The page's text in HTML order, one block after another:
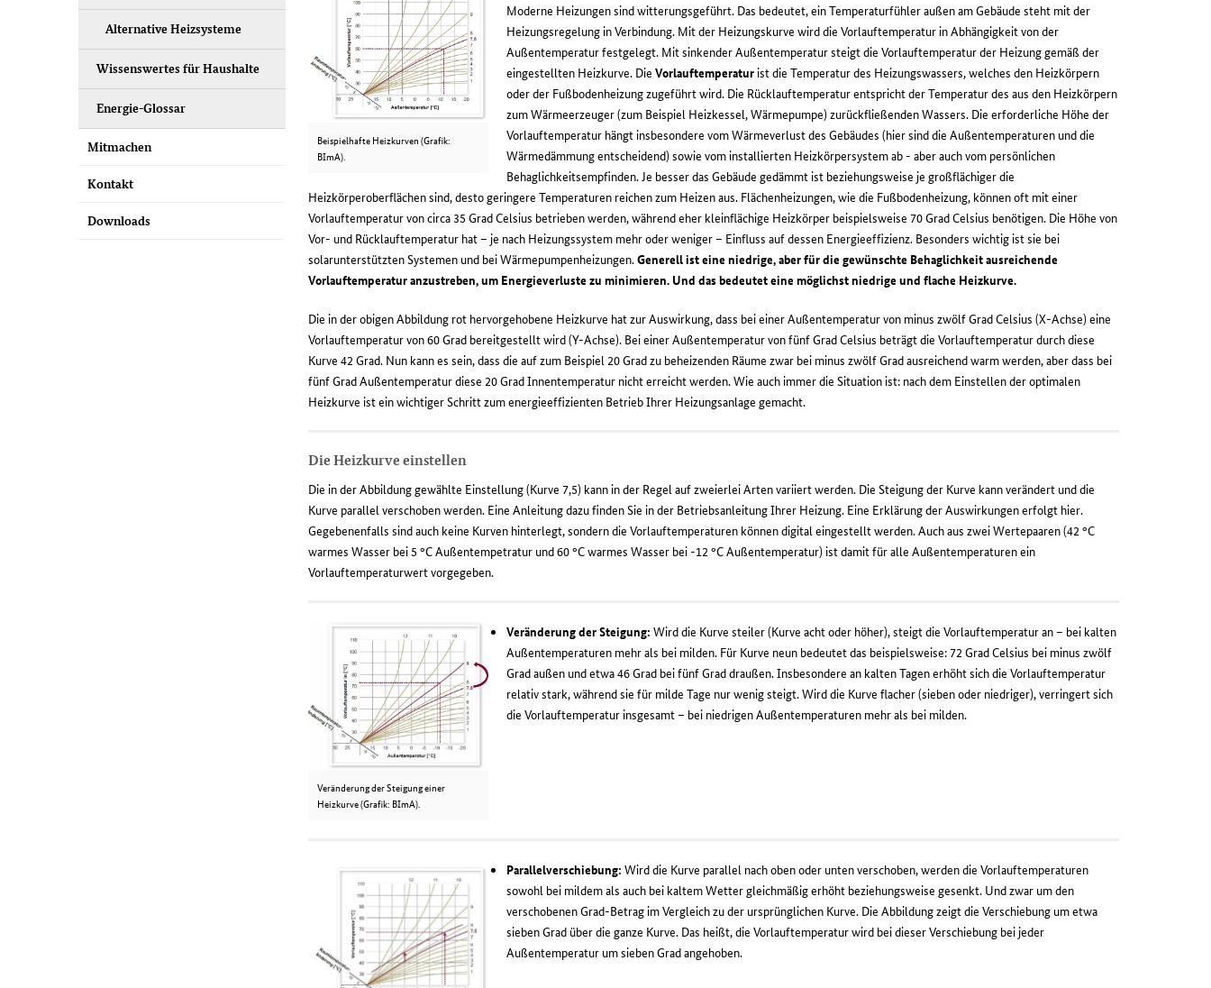
Alternative Heizsysteme
Wissenswertes für Haushalte
Energie-Glossar
Mitmachen
Kontakt
Downloads
Beispielhafte Heizkurven (Grafik:
BImA).
Moderne Heizungen sind witterungsgeführt. Das bedeutet, ein Temperaturfühler außen am Gebäude steht mit der
Heizungsregelung in Verbindung. Mit der Heizungskurve wird die Vorlauftemperatur in Abhängigkeit von der
Außentemperatur festgelegt. Mit sinkender Außentemperatur steigt die Vorlauftemperatur der Heizung gemäß der
eingestellten Heizkurve. Die Vorlauftemperatur ist die Temperatur des Heizungswassers, welches den Heizkörpern
oder der Fußbodenheizung zugeführt wird. Die Rücklauftemperatur entspricht der Temperatur des aus den Heizkörpern
zum Wärmeerzeuger (zum Beispiel Heizkessel, Wärmepumpe) zurückfließenden Wassers. Die erforderliche Höhe der
Vorlauftemperatur hängt insbesondere vom Wärmeverlust des Gebäudes (hier sind die Außentemperaturen und die
Wärmedämmung entscheidend) sowie vom installierten Heizkörpersystem ab - aber auch vom persönlichen
Behaglichkeitsempfinden. Je besser das Gebäude gedämmt ist beziehungsweise je großflächiger die
Heizkörperoberflächen sind, desto geringere Temperaturen reichen zum Heizen aus. Flächenheizungen, wie die Fußbodenheizung, können oft mit einer
Vorlauftemperatur von circa 35 Grad Celsius betrieben werden, während eher kleinflächige Heizkörper beispielsweise 70 Grad Celsius benötigen. Die Höhe von
Vor- und Rücklauftemperatur hat – je nach Heizungssystem mehr oder weniger – Einfluss auf dessen Energieeffizienz. Besonders wichtig ist sie bei
solarunterstützten Systemen und bei Wärmepumpenheizungen.Generell ist eine niedrige, aber für die gewünschte Behaglichkeit ausreichende
Vorlauftemperatur anzustreben, um Energieverluste zu minimieren. Und das bedeutet eine möglichst niedrige und flache Heizkurve.
Die in der obigen Abbildung rot hervorgehobene Heizkurve hat zur Auswirkung, dass bei einer Außentemperatur von minus zwölf Grad Celsius (X-Achse) eine
Vorlauftemperatur von 60 Grad bereitgestellt wird (Y-Achse). Bei einer Außentemperatur von fünf Grad Celsius beträgt die Vorlauftemperatur durch diese
Kurve 42 Grad. Nun kann es sein, dass die auf zum Beispiel 20 Grad zu beheizenden Räume zwar bei minus zwölf Grad ausreichend warm werden, aber dass bei
fünf Grad Außentemperatur diese 20 Grad Innentemperatur nicht erreicht werden. Wie auch immer die Situation ist: nach dem Einstellen der optimalen
Heizkurve ist ein wichtiger Schritt zum energieeffizienten Betrieb Ihrer Heizungsanlage gemacht.
Die Heizkurve einstellen
Die in der Abbildung gewählte Einstellung (Kurve 7,5) kann in der Regel auf zweierlei Arten variiert werden. Die Steigung der Kurve kann verändert und die
Kurve parallel verschoben werden. Eine Anleitung dazu finden Sie in der Betriebsanleitung Ihrer Heizung. Eine Erklärung der Auswirkungen erfolgt hier.
Gegebenenfalls sind auch keine Kurven hinterlegt, sondern die Vorlauftemperaturen können digital eingestellt werden. Auch aus zwei Wertepaaren (42 °C
warmes Wasser bei 5 °C Außentempetratur und 60 °C warmes Wasser bei -12 °C Außentemperatur) ist damit für alle Außentemperaturen ein
Vorlauftemperaturwert vorgegeben.
Veränderung der Steigung einer
Heizkurve (Grafik: BImA).
Veränderung der Steigung: Wird die Kurve steiler (Kurve acht oder höher), steigt die Vorlauftemperatur an – bei kalten
Außentemperaturen mehr als bei milden. Für Kurve neun bedeutet das beispielsweise: 72 Grad Celsius bei minus zwölf
Grad außen und etwa 46 Grad bei fünf Grad draußen. Insbesondere an kalten Tagen erhöht sich die Vorlauftemperatur
relativ stark, während sie für milde Tage nur wenig steigt. Wird die Kurve flacher (sieben oder niedriger), verringert sich
die Vorlauftemperatur insgesamt – bei niedrigen Außentemperaturen mehr als bei milden.
Parallelverschiebung: Wird die Kurve parallel nach oben oder unten verschoben, werden die Vorlauftemperaturen
sowohl bei mildem als auch bei kaltem Wetter gleichmäßig erhöht beziehungsweise gesenkt. Und zwar um den
verschobenen Grad-Betrag im Vergleich zu der ursprünglichen Kurve. Die Abbildung zeigt die Verschiebung um etwa
sieben Grad über die ganze Kurve. Das heißt, die Vorlauftemperatur wird bei dieser Verschiebung bei jeder
Außentemperatur um sieben Grad angehoben.